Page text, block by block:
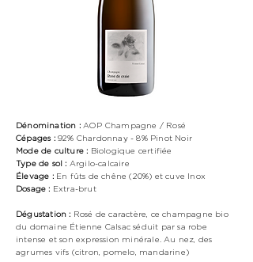
Dénomination : AOP Champagne / Rosé
Cépages :92% Chardonnay - 8% Pinot Noir
Mode de culture : Biologique certifiée
Type de sol : Argilo-calcaire
Élevage : En fûts de chêne (20%) et cuve Inox
Dosage : Extra-brut
Dégustation : Rosé de caractère, ce champagne bio
du domaine Étienne Calsac séduit par sa robe
intense et son expression minérale. Au nez, des
agrumes vifs (citron, pomelo, mandarine)